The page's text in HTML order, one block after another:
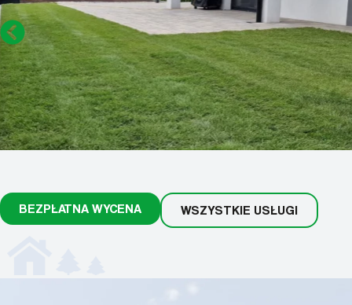
BEZPŁATNA WYCENA WSZYSTKIE USŁUGI